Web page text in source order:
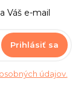
Váš e-mail
Prihlásiť sa
údajov.